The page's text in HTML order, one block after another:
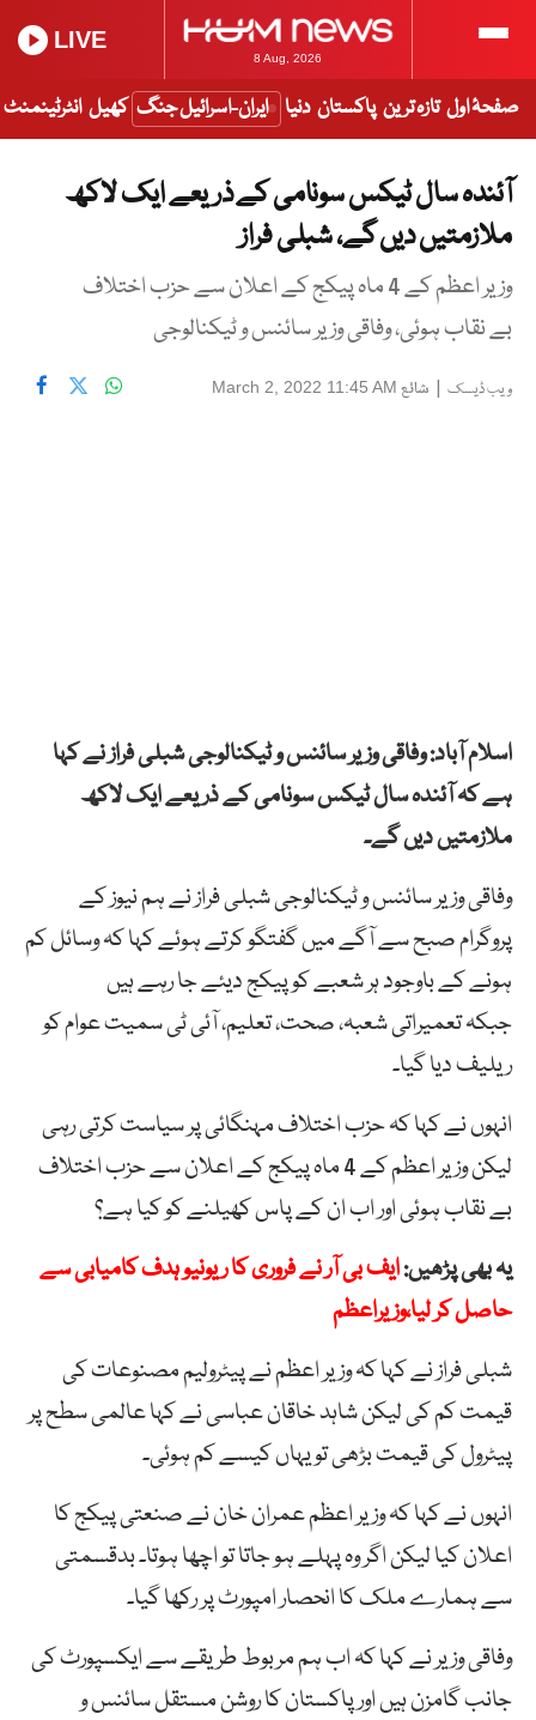
8 Aug, 2026
LIVE
صفحۂ اول تازہ ترین پاکستان دنیا ایران-اسرائیل جنگ کھیل انٹرٹینمنٹ
آئندہ سال ٹیکس سونامی کے ذریعے ایک لاکھ
ملازمتیں دیں گے، شبلی فراز
وزیر اعظم کے 4 ماہ پیکج کے اعلان سے حزب اختلاف
بے نقاب ہوئی، وفاقی وزیر سائنس و ٹیکنالوجی
ویب ڈیسک | شائع March 2, 2022 11:45 AM
اسلام آباد: وفاقی وزیر سائنس و ٹیکنالوجی شبلی فراز نے کہا
ہے کہ آئندہ سال ٹیکس سونامی کے ذریعے ایک لاکھ
ملازمتیں دیں گے۔
وفاقی وزیر سائنس و ٹیکنالوجی شبلی فراز نے ہم نیوز کے
پروگرام صبح سے آگے میں گفتگو کرتے ہوئے کہا کہ وسائل کم
ہونے کے باوجود ہر شعبے کو پیکج دیئے جا رہے ہیں
جبکہ تعمیراتی شعبہ، صحت، تعلیم، آئی ٹی سمیت عوام کو
ریلیف دیا گیا۔
انہوں نے کہا کہ حزب اختلاف مہنگائی پر سیاست کرتی رہی
لیکن وزیر اعظم کے 4 ماہ پیکج کے اعلان سے حزب اختلاف
بے نقاب ہوئی اور اب ان کے پاس کھیلنے کو کیا ہے؟
یہ بھی پڑھیں:ایف بی آر نے فروری کا ریونیو ہدف کامیابی سے
حاصل کر لیا،وزیراعظم
شبلی فراز نے کہا کہ وزیر اعظم نے پیٹرولیم مصنوعات کی
قیمت کم کی لیکن شاہد خاقان عباسی نے کہا عالمی سطح پر
پیٹرول کی قیمت بڑھی تو یہاں کیسے کم ہوئی۔
انہوں نے کہا کہ وزیر اعظم عمران خان نے صنعتی پیکج کا
اعلان کیا لیکن اگر وہ پہلے ہو جاتا تو اچھا ہوتا۔ بدقسمتی
سے ہمارے ملک کا انحصار امپورٹ پر رکھا گیا۔
وفاقی وزیر نے کہا کہ اب ہم مربوط طریقے سے ایکسپورٹ کی
جانب گامزن ہیں اور پاکستان کا روشن مستقل سائنس و